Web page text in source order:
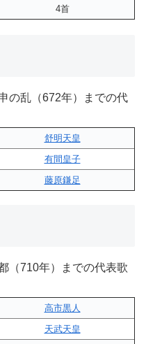
4首
の乱（672年）までの代
舒明天皇
有間皇子
藤原鎌足
（710年）までの代表歌
高市黒人
天武天皇